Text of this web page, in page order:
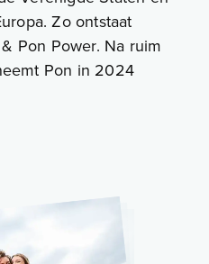
Zo ontstaat
Pon Power. Na ruim
Pon in 2024